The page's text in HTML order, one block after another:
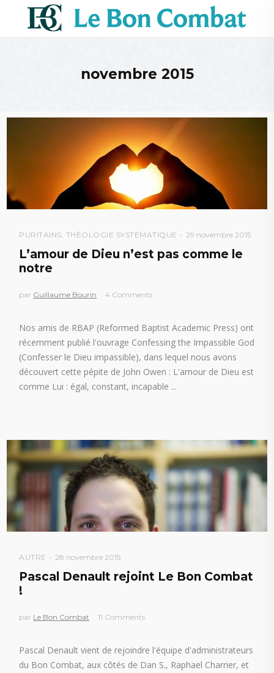
novembre 2015
PURITAINS, THÉOLOGIE SYSTÉMATIQUE 29 novembre 2015
L’amour de Dieu n’est pas comme le
notre
par Guillaume Bourin 4 Comments
Nos amis de RBAP (Reformed Baptist Academic Press) ont
récemment publié l'ouvrage Confessing the Impassible God
(Confesser le Dieu impassible), dans lequel nous avons
découvert cette pépite de John Owen : L'amour de Dieu est
comme Lui : égal, constant, incapable
AUTRE 28 novembre 2015
Pascal Denault rejoint Le Bon Combat
!
par Le Bon Combat 11 Comments
Pascal Denault vient de rejoindre l'équipe d'administrateurs
du Bon Combat, aux côtés de Dan S., Raphael Charrier, et